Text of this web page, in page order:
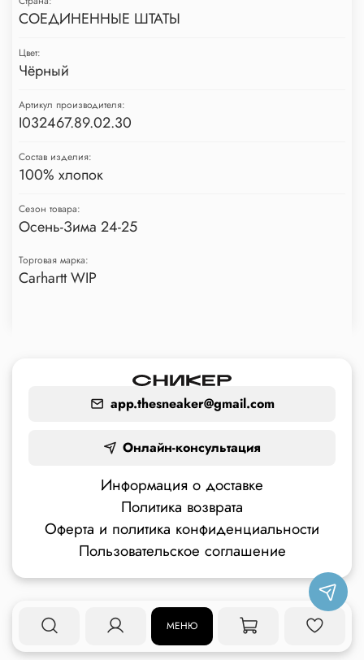
СОЕДИНЕННЫЕ ШТАТЫ
Цвет:
Чёрный
Артикул производителя:
I032467.89.02.30
Состав изделия:
100% хлопок
Сезон товара:
Осень-Зима 24-25
Торговая марка:
Carhartt WIP
app.thesneaker@gmail.com
Онлайн-консультация
Информация о доставке
Политика возврата
Оферта и политика конфиденциальности
Пользовательское соглашение
МЕНЮ